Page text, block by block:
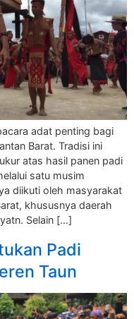
adat penting bagi
Barat. Tradisi ini
atas hasil panen padi
satu musim
diikuti oleh masyarakat
khususnya daerah
Selain […]
Padi
Taun